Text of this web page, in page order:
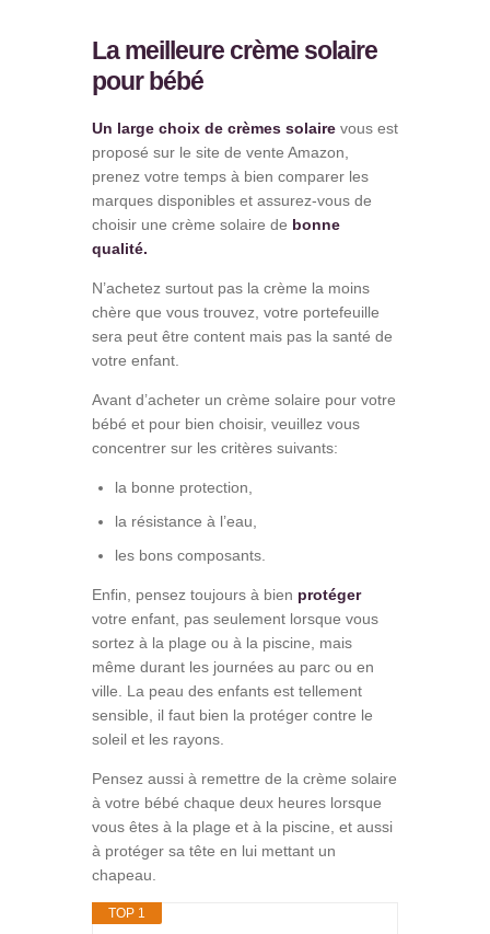
La meilleure crème solaire
pour bébé
Un large choix de crèmes solaire vous est
proposé sur le site de vente Amazon,
prenez votre temps à bien comparer les
marques disponibles et assurez-vous de
choisir une crème solaire de bonne
qualité.
N’achetez surtout pas la crème la moins
chère que vous trouvez, votre portefeuille
sera peut être content mais pas la santé de
votre enfant.
Avant d’acheter un crème solaire pour votre
bébé et pour bien choisir, veuillez vous
concentrer sur les critères suivants:
la bonne protection,
la résistance à l’eau,
les bons composants.
Enfin, pensez toujours à bien protéger
votre enfant, pas seulement lorsque vous
sortez à la plage ou à la piscine, mais
même durant les journées au parc ou en
ville. La peau des enfants est tellement
sensible, il faut bien la protéger contre le
soleil et les rayons.
Pensez aussi à remettre de la crème solaire
à votre bébé chaque deux heures lorsque
vous êtes à la plage et à la piscine, et aussi
à protéger sa tête en lui mettant un
chapeau.
TOP 1